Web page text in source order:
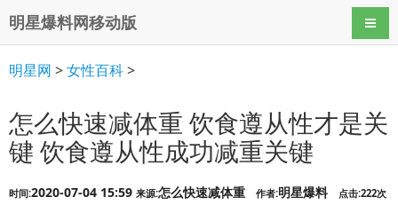
明星爆料网移动版 导航
明星网 >女性百科>
怎么快速减体重 饮食遵从性才是关
键 饮食遵从性成功减重关键
时间:2020-07-04 15:59 来源:怎么快速减体重 作者:明星爆料 点击:222次